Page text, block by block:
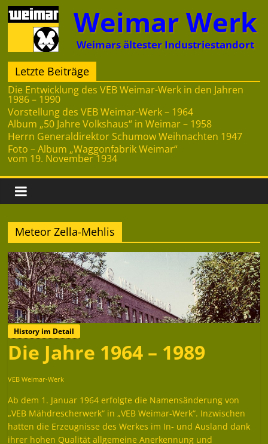
Zum
Inhalt
springen
Weimar Werk
Weimars ältester Industriestandort
Letzte Beiträge
Die Entwicklung des VEB Weimar-Werk in den Jahren
1986 – 1990
Vorstellung des VEB Weimar-Werk – 1964
Album „50 Jahre Volkshaus“ in Weimar – 1958
Herrn Generaldirektor Schumow Weihnachten 1947
Foto – Album „Waggonfabrik Weimar“
vom 19. November 1934
Meteor Zella-Mehlis
History im Detail
Die Jahre 1964 – 1989
VEB Weimar-Werk
Ab dem 1. Januar 1964 erfolgte die Namensänderung von
„VEB Mähdrescherwerk“ in „VEB Weimar-Werk“. Inzwischen
hatten die Erzeugnisse des Werkes im In- und Ausland dank
ihrer hohen Qualität allgemeine Anerkennung und